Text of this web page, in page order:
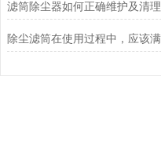
滤筒除尘器如何正确维护及清理